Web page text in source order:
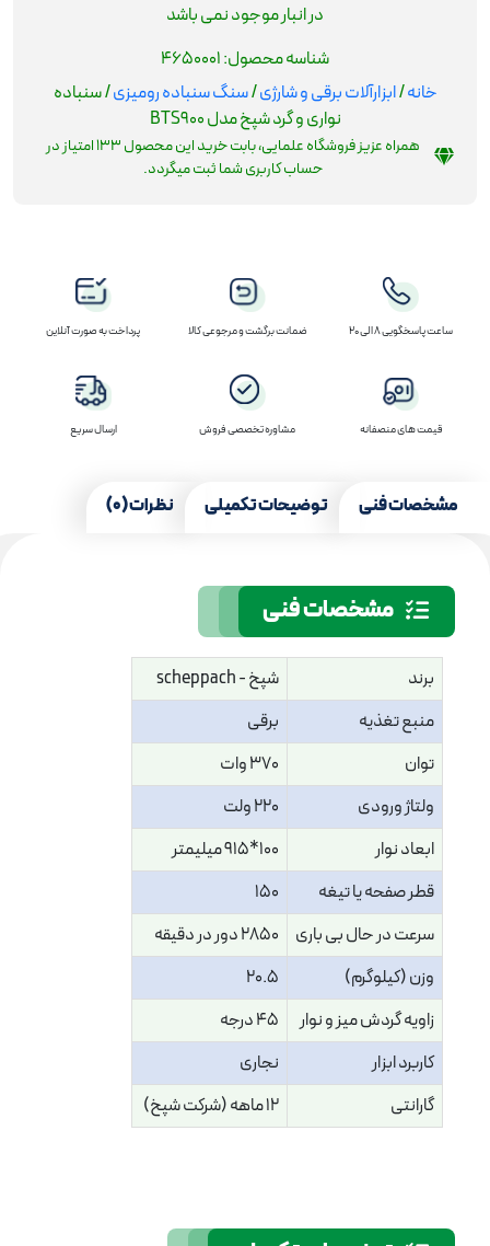
در انبار موجود نمی باشد
شناسه محصول:4650001
خانه/ابزارآلات برقی و شارژی/سنگ سنباده رومیزی/ سنباده
نواری و گرد شپخ مدل BTS900
همراه عزیز فروشگاه علمایی، بابت خرید این محصول133امتیاز در
حساب کاربری شما ثبت میگردد.
ساعت پاسخگویی 8 الی 20 ضمانت برگشت و مرجوعی کالا پرداخت به صورت آنلاین
قیمت های منصفانه مشاوره تخصصی فروش ارسال سریع
مشخصات فنی توضیحات تکمیلی نظرات (0)
مشخصات فنی
برند
شپخ - scheppach
منبع تغذیه
برقی
توان
370 وات
ولتاژ ورودی
220 ولت
ابعاد نوار
100*915 میلیمتر
قطر صفحه یا تیغه
150
سرعت در حال بی باری
2850 دور در دقیقه
وزن (کیلوگرم)
20.5
زاویه گردش میز و نوار
45 درجه
کاربرد ابزار
نجاری
گارانتی
12 ماهه (شرکت شپخ)